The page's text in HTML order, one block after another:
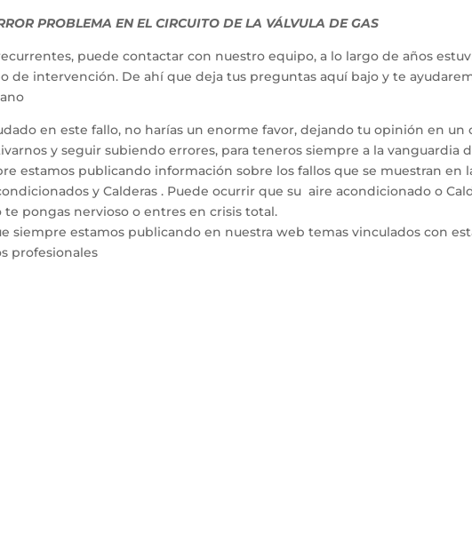
PROBLEMA EN EL CIRCUITO DE LA VÁLVULA DE GAS
puede contactar con nuestro equipo, a lo largo de años
de intervención. De ahí que deja tus preguntas aquí bajo y te
en este fallo, no harías un enorme favor, dejando tu opinión en un
y seguir subiendo errores, para teneros siempre a la vanguardia
estamos publicando información sobre los fallos que se muestran en
y Calderas . Puede ocurrir que su aire acondicionado o
pongas nervioso o entres en crisis total.
siempre estamos publicando en nuestra web temas vinculados con
profesionales